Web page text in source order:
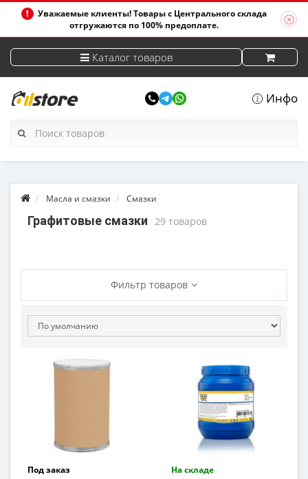
Уважаемые клиенты! Товары с Центрального склада
отгружаются по 100% предоплате.
Каталог товаров
Инфо
Масла и смазки Смазки
Графитовые смазки 29 товаров
Фильтр товаров
Под заказ
На складе